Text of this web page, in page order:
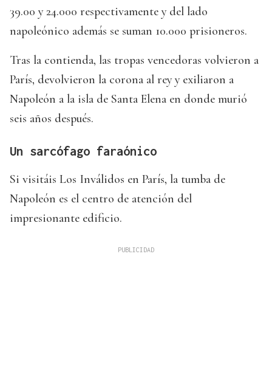
39.00 y 24.000 respectivamente y del lado
napoleónico además se suman 10.000 prisioneros.
Tras la contienda, las tropas vencedoras volvieron a
París, devolvieron la corona al rey y exiliaron a
Napoleón a la isla de Santa Elena en donde murió
seis años después.
Un sarcófago faraónico
Si visitáis Los Inválidos en París, la tumba de
Napoleón es el centro de atención del
impresionante edificio.